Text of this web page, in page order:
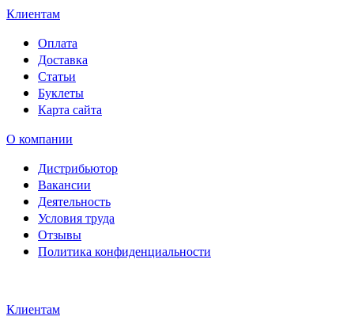
Клиентам
Оплата
Доставка
Статьи
Буклеты
Карта сайта
О компании
Дистрибьютор
Вакансии
Деятельность
Условия труда
Отзывы
Политика конфиденциальности
Клиентам